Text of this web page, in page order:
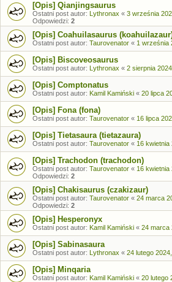
[Opis] Qianjingsaurus
Ostatni post autor: Lythronax « 3 września
Odpowiedzi: 2
[Opis] Coahuilasaurus
Ostatni post autor: Taurovenator « 1 września
[Opis] Biscoveosaurus
Ostatni post autor: Lythronax « 2 sierpnia
[Opis] Comptonatus
Ostatni post autor: Kamil Kamiński « 20 lipca
[Opis] Fona (fona)
Ostatni post autor: Taurovenator « 16 lipca
[Opis] Tietasaura (tietazaura)
Ostatni post autor: Taurovenator « 16 kwietnia
[Opis] Trachodon (trachodon)
Ostatni post autor: Taurovenator « 16 kwietnia
Odpowiedzi: 2
[Opis] Chakisaurus (czakizaur)
Ostatni post autor: Taurovenator « 24 marca
Odpowiedzi: 2
[Opis] Hesperonyx
Ostatni post autor: Kamil Kamiński « 24 marca
[Opis] Sabinasaura
Ostatni post autor: Lythronax « 24 lutego
[Opis] Minqaria
Ostatni post autor: Kamil Kamiński « 20 lutego